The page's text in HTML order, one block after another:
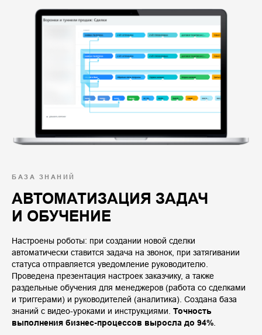
БАЗА ЗНАНИЙ
АВТОМАТИЗАЦИЯ ЗАДАЧ
И ОБУЧЕНИЕ
Настроены роботы: при создании новой сделки
автоматически ставится задача на звонок, при затягивании
статуса отправляется уведомление руководителю.
Проведена презентация настроек заказчику, а также
раздельные обучения для менеджеров (работа со сделками
и триггерами) и руководителей (аналитика). Создана база
знаний с видео-уроками и инструкциями. Точность
выполнения бизнес-процессов выросла до 94%.